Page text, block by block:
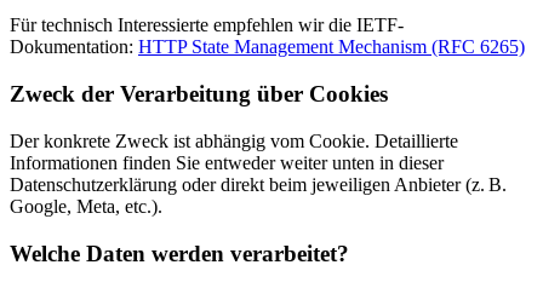
Für technisch Interessierte empfehlen wir die IETF-
Dokumentation: HTTP State Management Mechanism (RFC 6265)
Zweck der Verarbeitung über Cookies
Der konkrete Zweck ist abhängig vom Cookie. Detaillierte
Informationen finden Sie entweder weiter unten in dieser
Datenschutzerklärung oder direkt beim jeweiligen Anbieter (z. B.
Google, Meta, etc.).
Welche Daten werden verarbeitet?